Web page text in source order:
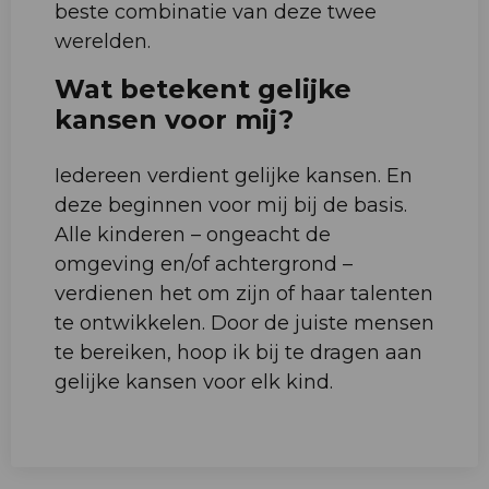
beste combinatie van deze twee
werelden.
Wat betekent gelijke
kansen voor mij?
Iedereen verdient gelijke kansen. En
deze beginnen voor mij bij de basis.
Alle kinderen – ongeacht de
omgeving en/of achtergrond –
verdienen het om zijn of haar talenten
te ontwikkelen. Door de juiste mensen
te bereiken, hoop ik bij te dragen aan
gelijke kansen voor elk kind.